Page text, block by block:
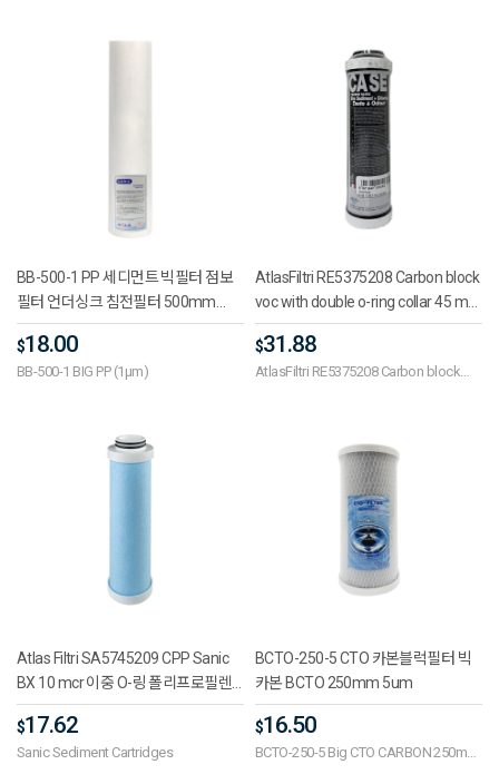
BB-500-1 PP 세디먼트 빅필터 점보
필터 언더싱크 침전필터 500mm
1um
$18.00
BB-500-1 BIG PP (1μm)
AtlasFiltri RE5375208 Carbon block
voc with double o-ring collar 45 mm
CA 10 SE BX 5 mcr
10inch(248mm) 300l/h
$31.88
AtlasFiltri RE5375208 Carbon block
Atlas Filtri SA5745209 CPP Sanic
BX 10 mcr 이중 O-링 폴리프로필렌
멜트 침전필터 카트리지 45mm
$17.62
Sanic Sediment Cartridges
BCTO-250-5 CTO 카본블럭필터 빅
카본 BCTO 250mm 5um
$16.50
BCTO-250-5 Big CTO CARBON 250mm